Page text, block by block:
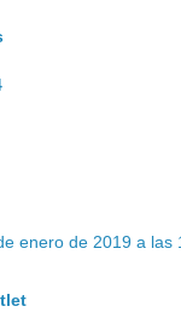
enero de 2019 a las